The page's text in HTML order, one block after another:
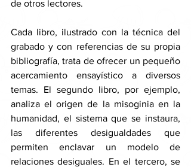
de otros lectores.
Cada libro, ilustrado con la técnica del
grabado y con referencias de su propia
bibliografía, trata de ofrecer un pequeño
acercamiento ensayístico a diversos
temas. El segundo libro, por ejemplo,
analiza el origen de la misoginia en la
humanidad, el sistema que se instaura,
las diferentes desigualdades que
permiten enclavar un modelo de
relaciones desiguales. En el tercero, se